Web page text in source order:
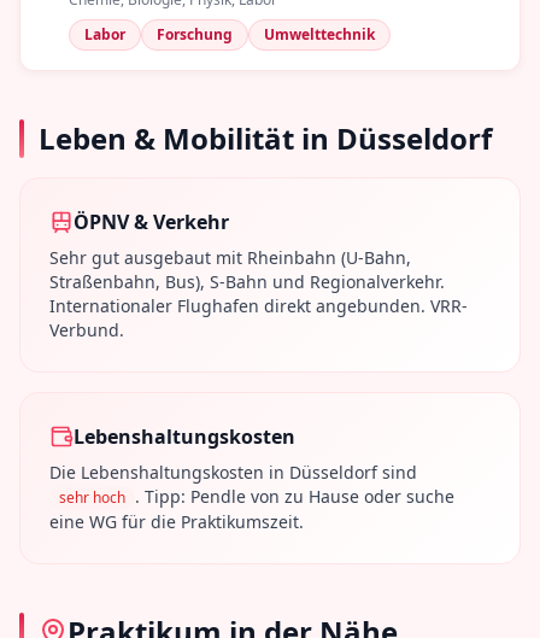
Labor
Forschung Umwelttechnik
Leben & Mobilität in Düsseldorf
ÖPNV & Verkehr
Sehr gut ausgebaut mit Rheinbahn (U-Bahn,
Straßenbahn, Bus), S-Bahn und Regionalverkehr.
Internationaler Flughafen direkt angebunden. VRR-
Verbund.
Lebenshaltungskosten
Die Lebenshaltungskosten in Düsseldorfsind
sehr hoch . Tipp: Pendle von zu Hause oder suche
eine WG für die Praktikumszeit.